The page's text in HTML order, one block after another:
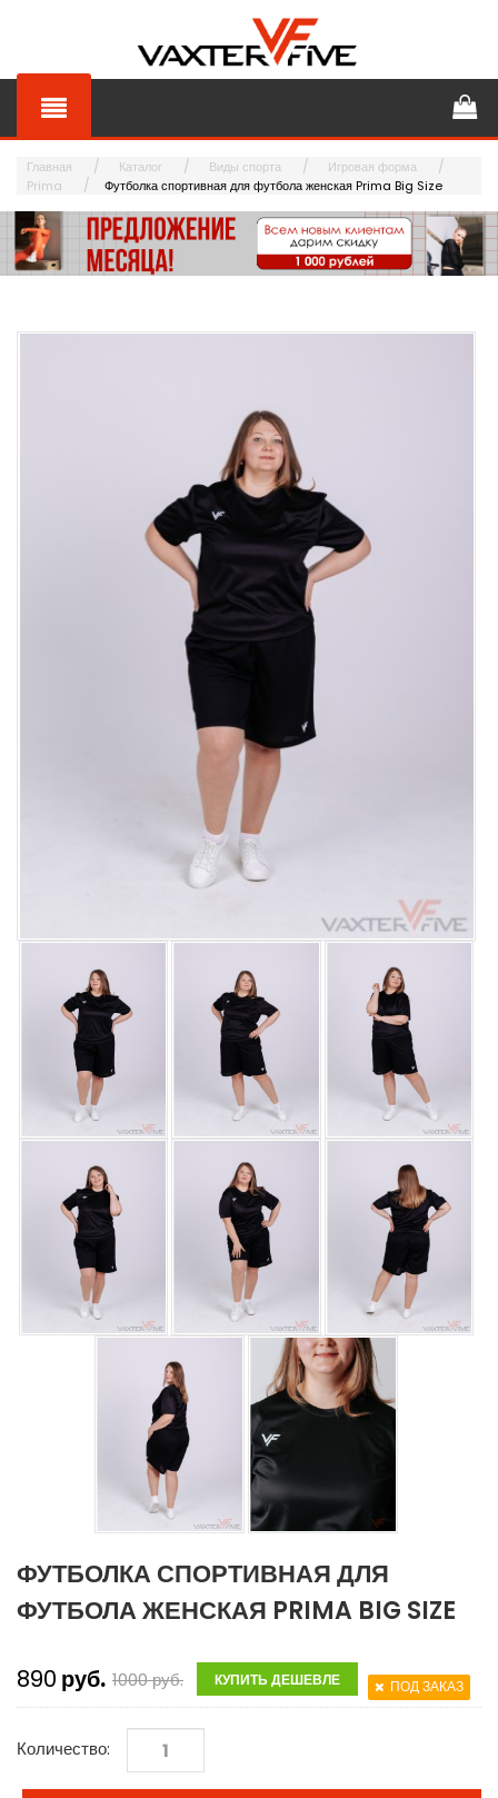
Главная Каталог Виды спорта
Игровая форма
Prima
Футболка спортивная для футбола женская Prima Big Size
ФУТБОЛКА СПОРТИВНАЯ ДЛЯ
ФУТБОЛА ЖЕНСКАЯ PRIMA BIG SIZE
890 руб. 1000руб. КУПИТЬ ДЕШЕВЛЕ ПОД ЗАКАЗ
Количество: